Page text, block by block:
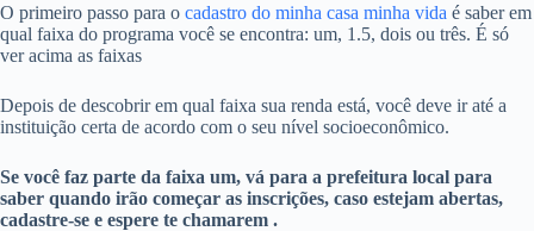
O primeiro passo para o cadastro do minha casa minha vida é saber em
qual faixa do programa você se encontra: um, 1.5, dois ou três. É só
ver acima as faixas
Depois de descobrir em qual faixa sua renda está, você deve ir até a
instituição certa de acordo com o seu nível socioeconômico.
Se você faz parte da faixa um, vá para a prefeitura local para
saber quando irão começar as inscrições, caso estejam abertas,
cadastre-se e espere te chamarem .